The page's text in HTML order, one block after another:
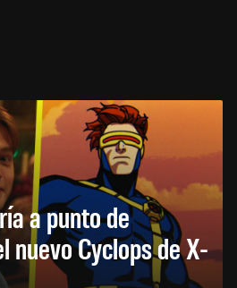
a punto de
nuevo Cyclops de X-